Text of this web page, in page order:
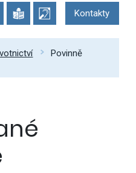
Kontakty
Povinně